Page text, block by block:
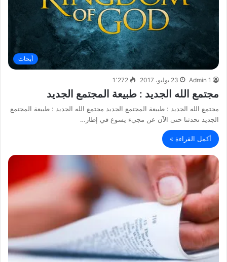
أبحاث
Admin 1 23 يوليو، 2017 1٬272
مجتمع الله الجديد : طبيعة المجتمع الجديد
مجتمع الله الجديد : طبيعة المجتمع الجديد مجتمع الله الجديد : طبيعة المجتمع
الجديد تحدثنا حتى الآن عن مجيء يسوع في إطار…
أكمل القراءة »